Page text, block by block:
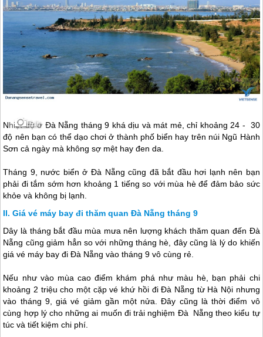
Edit
Nhiệt độ ở Đà Nẵng tháng 9 khá dịu và mát mẻ, chỉ khoảng 24 - 30
độ nên bạn có thể dạo chơi ở thành phố biển hay trên núi Ngũ Hành
Sơn cả ngày mà không sợ mệt hay đen da.
Tháng 9, nước biển ở Đà Nẵng cũng đã bắt đầu hơi lạnh nên bạn
phải đi tắm sớm hơn khoảng 1 tiếng so với mùa hè để đảm bảo sức
khỏe và không bị lạnh.
Giá vé máy bay đi thăm quan Đà Nẵng tháng 9
Dây là tháng bắt đầu mùa mưa nên lượng khách thăm quan đến Đà
Nẵng cũng giảm hẳn so với những tháng hè, đây cũng là lý do khiến
giá vé máy bay điĐà Nẵng vào tháng 9 vô cùng rẻ.
Nếu như vào mùa cao điểm khám phá như màu hè, bạn phải chi
khoảng 2 triệu cho một cặp vé khứ hồi điĐà Nẵng từ Hà Nội nhưng
vào tháng 9, giá vé giảm gần một nửa. Đây cũng là thời điểm vô
cùng hợp lý cho những ai muốn đi trải nghiệm Đà Nẵng theo kiểu tự
túc và tiết kiệm chi phí.